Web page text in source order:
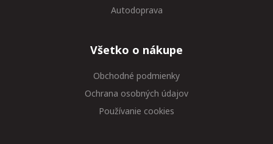
Autodoprava
Všetko o nákupe
Obchodné podmienky
Ochrana osobných údajov
Používanie cookies